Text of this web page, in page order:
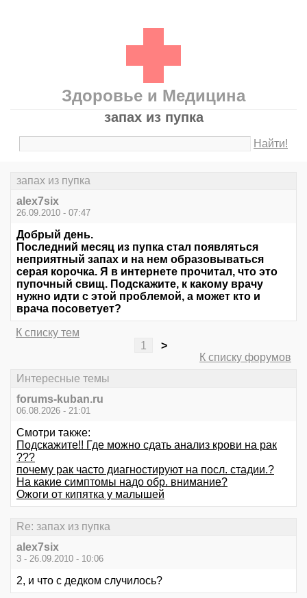
Здоровье и Медицина
запах из пупка
Найти!
запах из пупка
alex7six
26.09.2010 - 07:47
Добрый день.
Последний месяц из пупка стал появляться
неприятный запах и на нем образовываться
серая корочка. Я в интернете прочитал, что это
пупочный свищ. Подскажите, к какому врачу
нужно идти с этой проблемой, а может кто и
врача посоветует?
К списку тем
1
>
К списку форумов
Интересные темы
forums-kuban.ru
06.08.2026 - 21:01
Смотри также:
Подскажите!! Где можно сдать анализ крови на рак
???
почему рак часто диагностируют на посл. стадии.?
На какие симптомы надо обр. внимание?
Ожоги от кипятка у малышей
Re: запах из пупка
alex7six
3 - 26.09.2010 - 10:06
2, и что с дедком случилось?